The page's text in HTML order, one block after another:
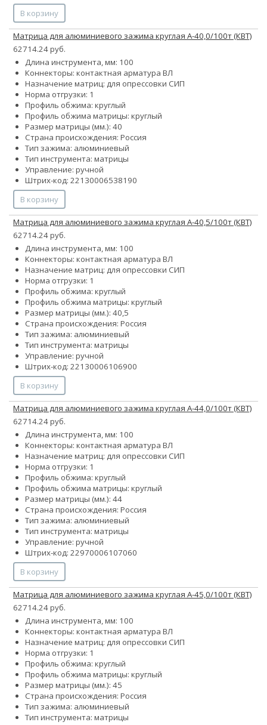
В корзину
Матрица для алюминиевого зажима круглая А-40,0/100т (КВТ)
62714.24 руб.
Длина инструмента, мм: 100
Коннекторы: контактная арматура ВЛ
Назначение матриц: для опрессовки СИП
Норма отгрузки: 1
Профиль обжима: круглый
Профиль обжима матрицы: круглый
Размер матрицы (мм.): 40
Страна происхождения: Россия
Тип зажима: алюминиевый
Тип инструмента: матрицы
Управление: ручной
Штрих-код: 22130006538190
В корзину
Матрица для алюминиевого зажима круглая А-40,5/100т (КВТ)
62714.24 руб.
Длина инструмента, мм: 100
Коннекторы: контактная арматура ВЛ
Назначение матриц: для опрессовки СИП
Норма отгрузки: 1
Профиль обжима: круглый
Профиль обжима матрицы: круглый
Размер матрицы (мм.): 40,5
Страна происхождения: Россия
Тип зажима: алюминиевый
Тип инструмента: матрицы
Управление: ручной
Штрих-код: 22130006106900
В корзину
Матрица для алюминиевого зажима круглая А-44,0/100т (КВТ)
62714.24 руб.
Длина инструмента, мм: 100
Коннекторы: контактная арматура ВЛ
Назначение матриц: для опрессовки СИП
Норма отгрузки: 1
Профиль обжима: круглый
Профиль обжима матрицы: круглый
Размер матрицы (мм.): 44
Страна происхождения: Россия
Тип зажима: алюминиевый
Тип инструмента: матрицы
Управление: ручной
Штрих-код: 22970006107060
В корзину
Матрица для алюминиевого зажима круглая А-45,0/100т (КВТ)
62714.24 руб.
Длина инструмента, мм: 100
Коннекторы: контактная арматура ВЛ
Назначение матриц: для опрессовки СИП
Норма отгрузки: 1
Профиль обжима: круглый
Профиль обжима матрицы: круглый
Размер матрицы (мм.): 45
Страна происхождения: Россия
Тип зажима: алюминиевый
Тип инструмента: матрицы